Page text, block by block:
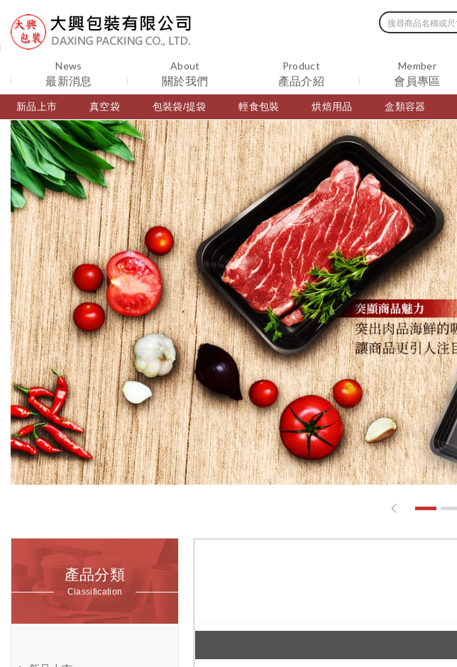
News
最新消息
About
關於我們
Product
產品介紹
新品上市 真空袋 包裝袋/提袋 輕食包裝 烘焙用品 盒類容器
Member
會員專區
1 2
產品分類
Classification